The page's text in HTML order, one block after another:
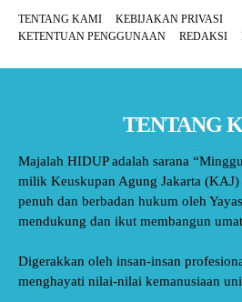
TENTANG KAMI
KEBIJAKAN PRIVASI
KETENTUAN PENGGUNAAN
REDAKSI
TENTANG
Majalah HIDUP adalah sarana
milik Keuskupan Agung Jakarta (KAJ)
penuh dan berbadan hukum oleh
mendukung dan ikut membangun
Digerakkan oleh insan-insan
menghayati nilai-nilai kemanusiaan